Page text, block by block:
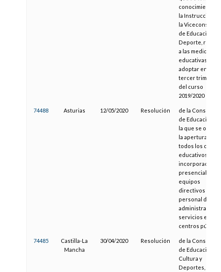
conocimiento
la Instrucción
la
de Educación y
Deporte,
a las medidas
educativas a
adoptar en el
tercer trimestre
del curso
2019/2020
74488 Asturias 12/05/2020 Resolución
de la Consejería
de Educación,
la que se
la apertura de
todos los
educativos y la
incorporación
presencial de
equipos
directivos y
personal de
administración y
servicios en los
centros
74485
Castilla-La
Mancha
30/04/2020 Resolución
de la Consejería
de Educación,
Cultura y
Deportes, por la